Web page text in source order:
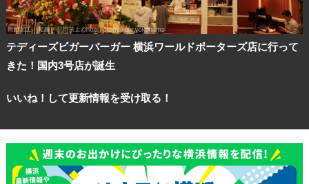
テディーズビガーバーガー 横浜ワールドポーターズ店に行って
きた！国内3号店が誕生
いいね！して更新情報を受け取る！